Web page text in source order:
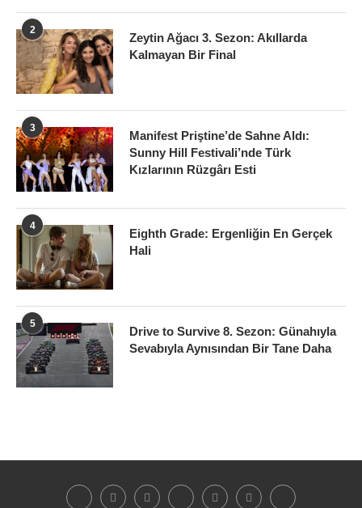
2
Zeytin Ağacı 3. Sezon: Akıllarda
Kalmayan Bir Final
3
Manifest Priştine’de Sahne Aldı:
Sunny Hill Festivali’nde Türk
Kızlarının Rüzgârı Esti
4
Eighth Grade: Ergenliğin En Gerçek
Hali
5
Drive to Survive 8. Sezon: Günahıyla
Sevabıyla Aynısından Bir Tane Daha